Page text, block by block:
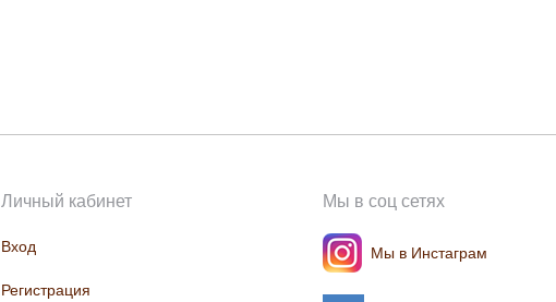
Личный кабинет
Вход
Регистрация
Мы в соц сетях
Мы в Инстаграм